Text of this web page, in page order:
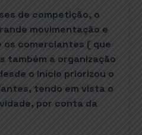
de competição, o
movimentação e
os comerciantes ( que
também a organização
o início priorizou o
tendo em vista o
por conta da